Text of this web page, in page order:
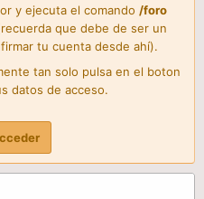
y ejecuta el comando /foro
que debe de ser un
tu cuenta desde ahí).
tan solo pulsa en el boton
datos de acceso.